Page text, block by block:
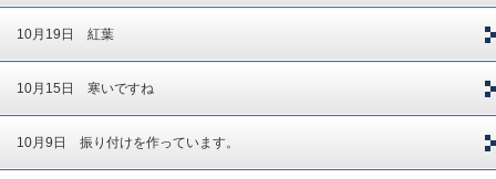
10月19日 紅葉
10月15日 寒いですね
10月9日 振り付けを作っています。